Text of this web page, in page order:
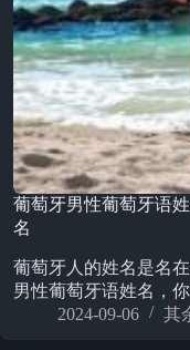
葡萄牙男性葡萄牙语
名
葡萄牙人的姓名是名
男性葡萄牙语姓名，
2024-09-06
其